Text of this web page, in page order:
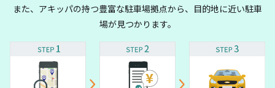
また、アキッパの持つ豊富な駐車場拠点から、目的地に近い駐車
場が見つかります。